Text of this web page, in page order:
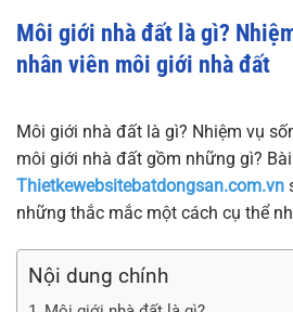
Môi giới nhà đất là gì?
nhân viên môi giới nhà đất
Môi giới nhà đất là gì? Nhiệm vụ
môi giới nhà đất gồm những gì?
Thietkewebsitebatdongsan.com.vn
những thắc mắc một cách cụ thể
Nội dung chính